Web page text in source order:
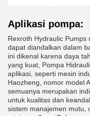
Aplikasi pompa:
Rexroth Hydraulic
dapat diandalkan dalam
ini dikenal karena daya
yang kuat, Pompa
aplikasi, seperti mesin
Haozheng, nomor model
semuanya merupakan
untuk kualitas dan
sistem manajemen mutu,